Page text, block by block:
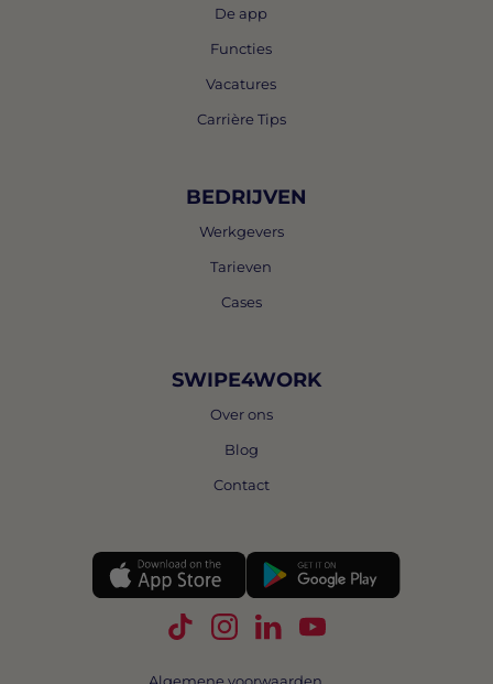
De app
Functies
Vacatures
Carrière Tips
BEDRIJVEN
Werkgevers
Tarieven
Cases
SWIPE4WORK
Over ons
Blog
Contact
Volg Swipe4Work op TikTok
Volg Swipe4Work op
Volg Swipe4Work op
Volg Swipe4Work